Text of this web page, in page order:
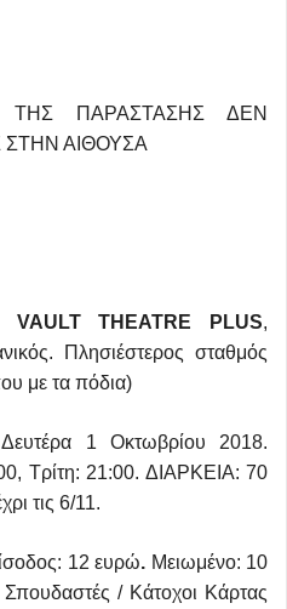
ΠΑΡΑΣΤΑΣΗΣ ΔΕΝ
ΣΤΗΝ ΑΙΘΟΥΣΑ
VAULT THEATRE PLUS,
Πλησιέστερος σταθμός
με τα πόδια)
Δευτέρα 1 Οκτωβρίου 2018.
Τρίτη: 21:00. ΔΙΑΡΚΕΙΑ: 70
τις 6/11.
12 ευρώ. Μειωμένο: 10
/ Κάτοχοι Κάρτας